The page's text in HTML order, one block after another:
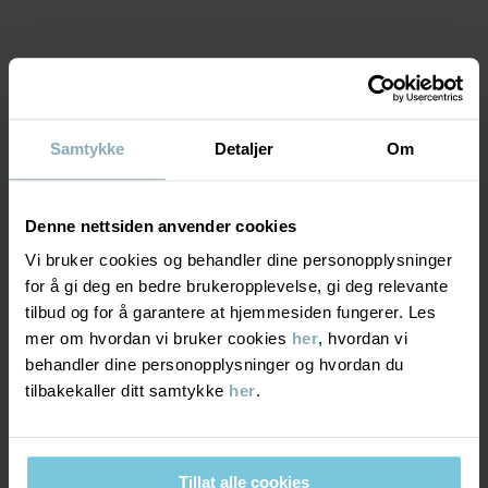
Samtykke Detaljer Om
Denne nettsiden anvender cookies
Vi bruker cookies og behandler dine personopplysninger
for å gi deg en bedre brukeropplevelse, gi deg relevante
tilbud og for å garantere at hjemmesiden fungerer. Les
mer om hvordan vi bruker cookies her, hvordan vi
behandler dine personopplysninger og hvordan du
tilbakekaller ditt samtykke her.
Tillat alle cookies
Produksjonsland
MTK ŞUBE - TYH ULUSLARARASI TEKSTİL
MATERIALE & PLEIERÅD
Materiale
95% Cotton Organic
5% Elastane
Pleieråd
VASK
40 °C maskinvask varm
BÆREKRAFT
LEVERING OG RETUR
Levering & retur
Levering
kassen vises de tilgjengelige leveringsalternativene på bakgrunn
DU KAN OGSÅ VÆRE INTERESSERT I DETTE